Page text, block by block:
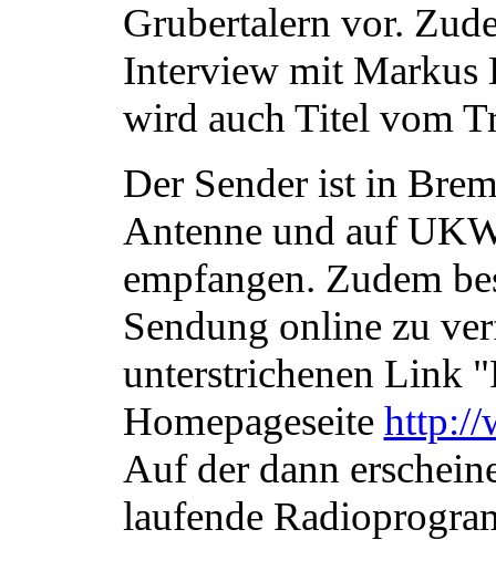
Grubertalern vor.
Interview mit
wird auch Titel vom
Der Sender ist in
Antenne und auf
empfangen. Zudem
Sendung online zu
unterstrichenen Link
Homepageseite http://
Auf der dann
laufende